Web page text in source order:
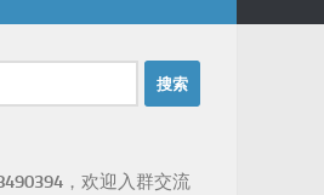
，欢迎入群交流